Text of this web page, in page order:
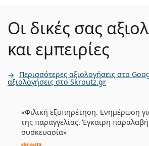
Οι δικές σας
και εμπειρίες
Περισσότερες αξιολογήσεις στο
αξιολογήσεις στο Skroutz.gr
Φιλική εξυπηρέτηση. Ενημέρωση
της παραγγελίας. Έγκαιρη
συσκευασία